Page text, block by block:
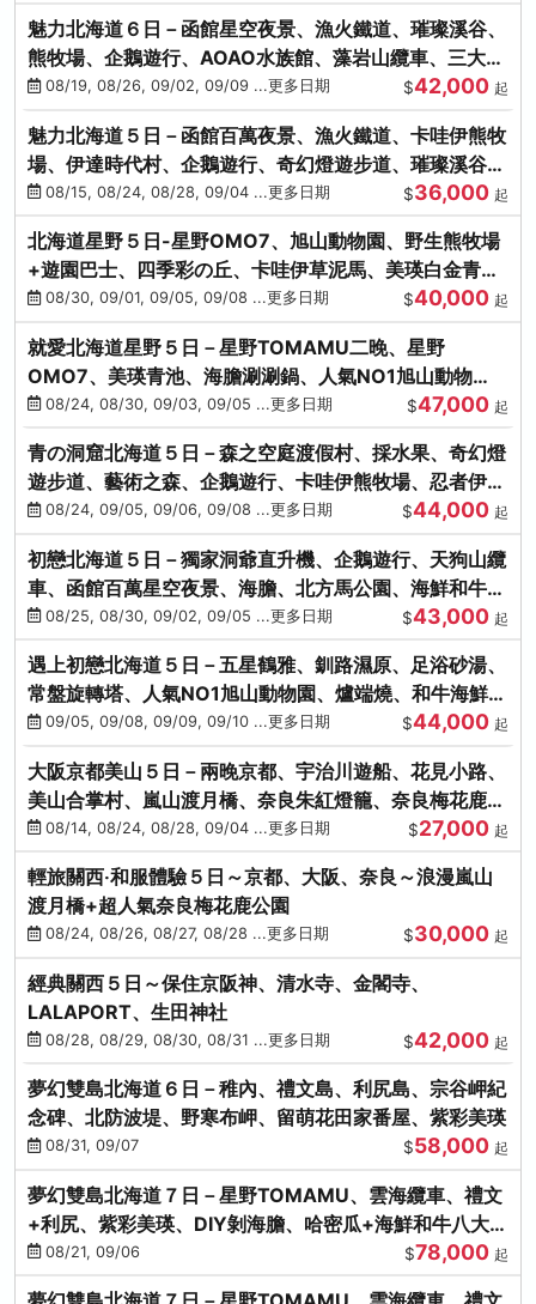
魅力北海道６日－函館星空夜景、漁火鐵道、璀璨溪谷、
熊牧場、企鵝遊行、AOAO水族館、藻岩山纜車、三大螃
蟹吃到飽
08/19, 08/26, 09/02, 09/09 ...更多日期 $42,000 起
魅力北海道５日－函館百萬夜景、漁火鐵道、卡哇伊熊牧
場、伊達時代村、企鵝遊行、奇幻燈遊步道、璀璨溪谷、
人氣NO1小丑漢堡
08/15, 08/24, 08/28, 09/04 ...更多日期 $36,000 起
北海道星野５日-星野OMO7、旭山動物園、野生熊牧場
+遊園巴士、四季彩の丘、卡哇伊草泥馬、美瑛白金青
池、螃蟹吃到飽
08/30, 09/01, 09/05, 09/08 ...更多日期 $40,000 起
就愛北海道星野５日－星野TOMAMU二晚、星野
OMO7、美瑛青池、海膽涮涮鍋、人氣NO1旭山動物
園、海鮮和牛螃蟹吃到飽
08/24, 08/30, 09/03, 09/05 ...更多日期 $47,000 起
青の洞窟北海道５日－森之空庭渡假村、採水果、奇幻燈
遊步道、藝術之森、企鵝遊行、卡哇伊熊牧場、忍者伊達
時代村、螃蟹吃到飽
08/24, 09/05, 09/06, 09/08 ...更多日期 $44,000 起
初戀北海道５日－獨家洞爺直升機、企鵝遊行、天狗山纜
車、函館百萬星空夜景、海膽、北方馬公園、海鮮和牛螃
蟹吃到飽
08/25, 08/30, 09/02, 09/05 ...更多日期 $43,000 起
遇上初戀北海道５日－五星鶴雅、釧路濕原、足浴砂湯、
常盤旋轉塔、人氣NO1旭山動物園、爐端燒、和牛海鮮螃
蟹吃到飽
09/05, 09/08, 09/09, 09/10 ...更多日期 $44,000 起
大阪京都美山５日－兩晚京都、宇治川遊船、花見小路、
美山合掌村、嵐山渡月橋、奈良朱紅燈籠、奈良梅花鹿、
流水瀑布電扶梯
08/14, 08/24, 08/28, 09/04 ...更多日期 $27,000 起
輕旅關西‧和服體驗５日～京都、大阪、奈良～浪漫嵐山
渡月橋+超人氣奈良梅花鹿公園
08/24, 08/26, 08/27, 08/28 ...更多日期 $30,000 起
經典關西５日～保住京阪神、清水寺、金閣寺、
LALAPORT、生田神社
08/28, 08/29, 08/30, 08/31 ...更多日期 $42,000 起
夢幻雙島北海道６日－稚內、禮文島、利尻島、宗谷岬紀
念碑、北防波堤、野寒布岬、留萌花田家番屋、紫彩美瑛
08/31, 09/07 $58,000 起
夢幻雙島北海道７日－星野TOMAMU、雲海纜車、禮文
+利尻、紫彩美瑛、DIY剝海膽、哈密瓜+海鮮和牛八大螃
蟹吃到飽
08/21, 09/06 $78,000 起